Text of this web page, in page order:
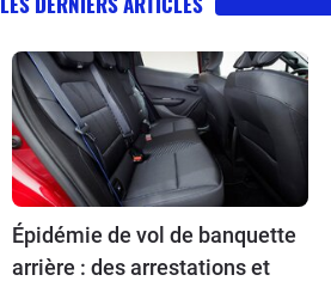
Épidémie de vol de banquette
arrière : des arrestations et